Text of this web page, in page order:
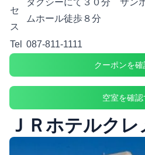
セ
ス
タクシーにて３０分 サン
ムホール徒歩８分
Tel 087-811-1111
クーポンを確
空室を確認
ＪＲホテルク